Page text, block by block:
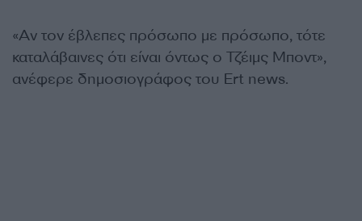
«Αν τον έβλεπες πρόσωπο με πρόσωπο, τότε
καταλάβαινες ότι είναι όντως ο Τζέιμς Μποντ»,
ανέφερε δημοσιογράφος του Ert news.